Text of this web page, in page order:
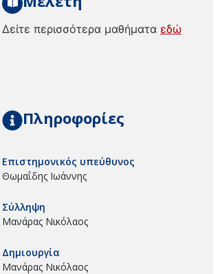
Δείτε περισσότερα μαθήματα εδώ
Πληροφορίες
Επιστημονικός υπεύθυνος
Θωμαΐδης Ιωάννης
Σύλληψη
Μανάρας Νικόλαος
Δημιουργία
Μανάρας Νικόλαος